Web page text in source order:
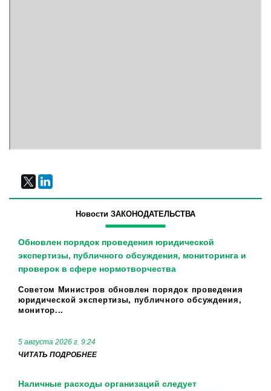
Новости ЗАКОНОДАТЕЛЬСТВА
Обновлен порядок проведения юридической
экспертизы, публичного обсуждения, мониторинга и
проверок в сфере нормотворчества
Советом Министров обновлен порядок проведения
юридической экспертизы, публичного обсуждения,
монитор...
5 августа 2026 г. 9:24
ЧИТАТЬ ПОДРОБНЕЕ
Наличные расходы организаций следует